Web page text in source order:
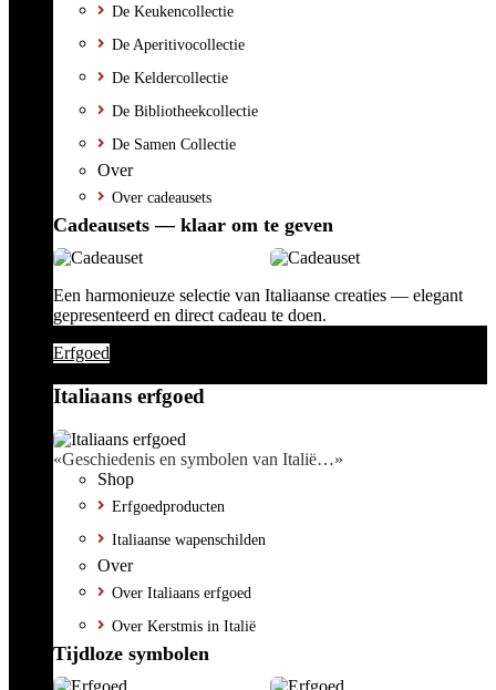
De Keukencollectie
De Aperitivocollectie
De Keldercollectie
De Bibliotheekcollectie
De Samen Collectie
Over
Over cadeausets
Cadeausets — klaar om te geven
Een harmonieuze selectie van Italiaanse creaties — elegant
gepresenteerd en direct cadeau te doen.
Erfgoed
Italiaans erfgoed
«Geschiedenis en symbolen van Italië…»
Shop
Erfgoedproducten
Italiaanse wapenschilden
Over
Over Italiaans erfgoed
Over Kerstmis in Italië
Tijdloze symbolen